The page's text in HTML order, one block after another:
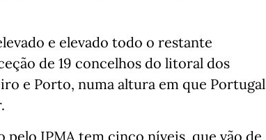
e elevado todo o restante
de 19 concelhos do litoral dos
e Porto, numa altura em que Portugal
IPMA tem cinco níveis, que vão de